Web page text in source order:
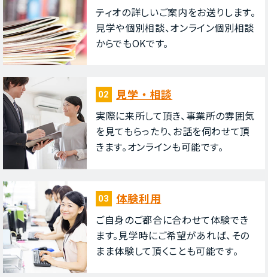
ティオの詳しいご案内をお送りします。
⾒学や個別相談、オンライン個別相談
からでもOKです。
02 ⾒学・相談
実際に来所して頂き、事業所の雰囲気
を⾒てもらったり、お話を伺わせて頂
きます。オンラインも可能です。
03 体験利⽤
ご⾃⾝のご都合に合わせて体験でき
ます。⾒学時にご希望があれば、その
まま体験して頂くことも可能です。